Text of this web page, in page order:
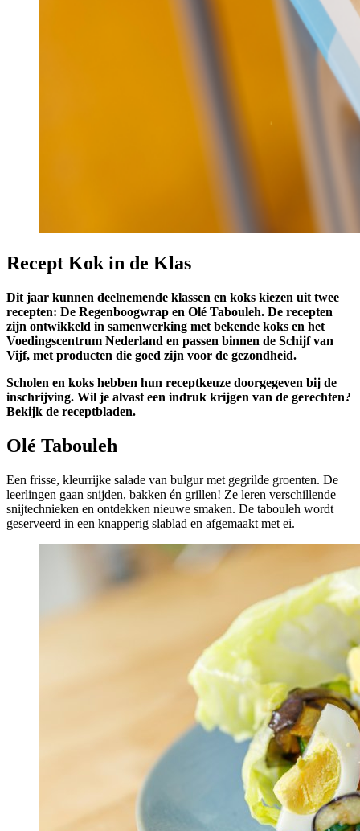
Recept Kok in de Klas
Dit jaar kunnen deelnemende klassen en koks kiezen uit twee
recepten: De Regenboogwrap en Olé Tabouleh. De recepten
zijn ontwikkeld in samenwerking met bekende koks en het
Voedingscentrum Nederland en passen binnen de Schijf van
Vijf, met producten die goed zijn voor de gezondheid.
Scholen en koks hebben hun receptkeuze doorgegeven bij de
inschrijving. Wil je alvast een indruk krijgen van de gerechten?
Bekijk de receptbladen.
Olé Tabouleh
Een frisse, kleurrijke salade van bulgur met gegrilde groenten. De
leerlingen gaan snijden, bakken én grillen! Ze leren verschillende
snijtechnieken en ontdekken nieuwe smaken. De tabouleh wordt
geserveerd in een knapperig slablad en afgemaakt met ei.